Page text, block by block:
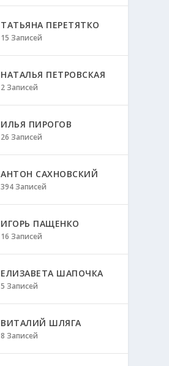
ТАТЬЯНА ПЕРЕТЯТКО
15 Записей
НАТАЛЬЯ ПЕТРОВСКАЯ
2 Записей
ИЛЬЯ ПИРОГОВ
26 Записей
АНТОН САХНОВСКИЙ
394 Записей
ИГОРЬ ПАЩЕНКО
16 Записей
ЕЛИЗАВЕТА ШАПОЧКА
5 Записей
ВИТАЛИЙ ШЛЯГА
8 Записей